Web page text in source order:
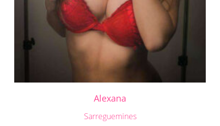
Alexana
Sarreguemines